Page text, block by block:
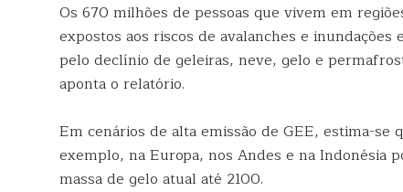
Os 670 milhões de pessoas que vivem em
expostos aos riscos de avalanches e
pelo declínio de geleiras, neve, gelo e
aponta o relatório.
Em cenários de alta emissão de GEE, estima-
exemplo, na Europa, nos Andes e na Indonésia
massa de gelo atual até 2100.